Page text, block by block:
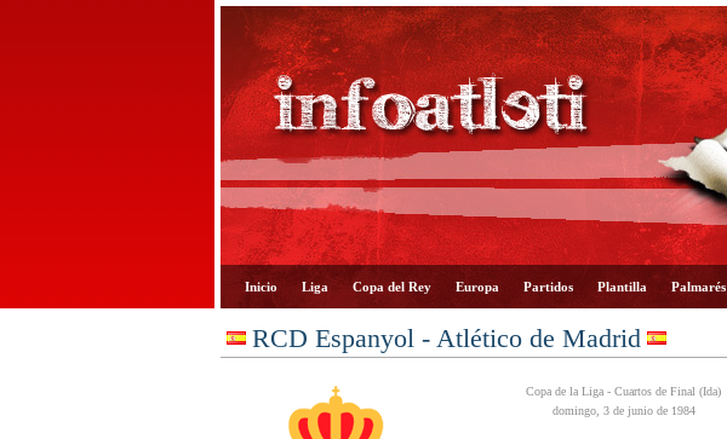
Inicio Liga Copa del Rey Europa Partidos Plantilla Palmarés
RCD Espanyol - Atlético de Madrid
Copa de la Liga - Cuartos de Final (Ida)
domingo, 3 de junio de 1984